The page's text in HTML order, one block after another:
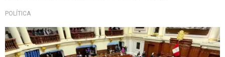
POLÍTICA
Mensaje por aniversario